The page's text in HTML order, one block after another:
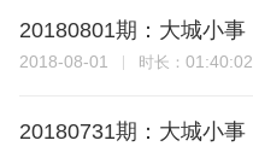
20180801期：大城小事
2018-08-01 时长： 01:40:02
20180731期：大城小事